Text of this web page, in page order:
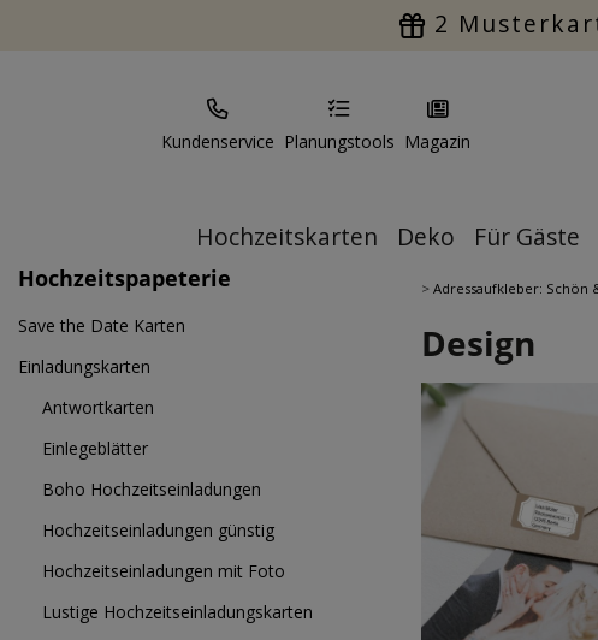
2
Kundenservice Planungstools Magazin
Hochzeitskarten Deko Für Gäste
Hochzeitspapeterie
Save the Date Karten
Einladungskarten
Antwortkarten
Einlegeblätter
Boho Hochzeitseinladungen
Hochzeitseinladungen günstig
Hochzeitseinladungen mit Foto
Lustige Hochzeitseinladungskarten
>Adressaufkleber: Schön
Design